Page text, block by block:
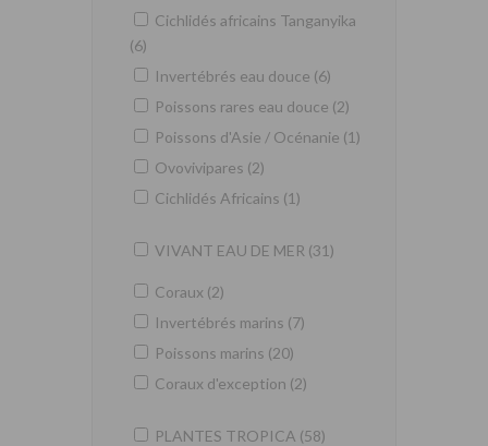
Cichlidés africains Tanganyika
(6)
Invertébrés eau douce (6)
Poissons rares eau douce (2)
Poissons d'Asie / Océnanie (1)
Ovovivipares (2)
Cichlidés Africains (1)
VIVANT EAU DE MER (31)
Coraux (2)
Invertébrés marins (7)
Poissons marins (20)
Coraux d'exception (2)
PLANTES TROPICA (58)